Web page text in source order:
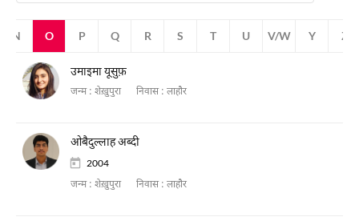
N O P Q R S T U V/W Y Z
उमाइमा यूसुफ़
जन्म : शेख़ुपुरा निवास : लाहौर
ओबैदुल्लाह अब्दी
2004
जन्म : शेख़ुपुरा निवास : लाहौर